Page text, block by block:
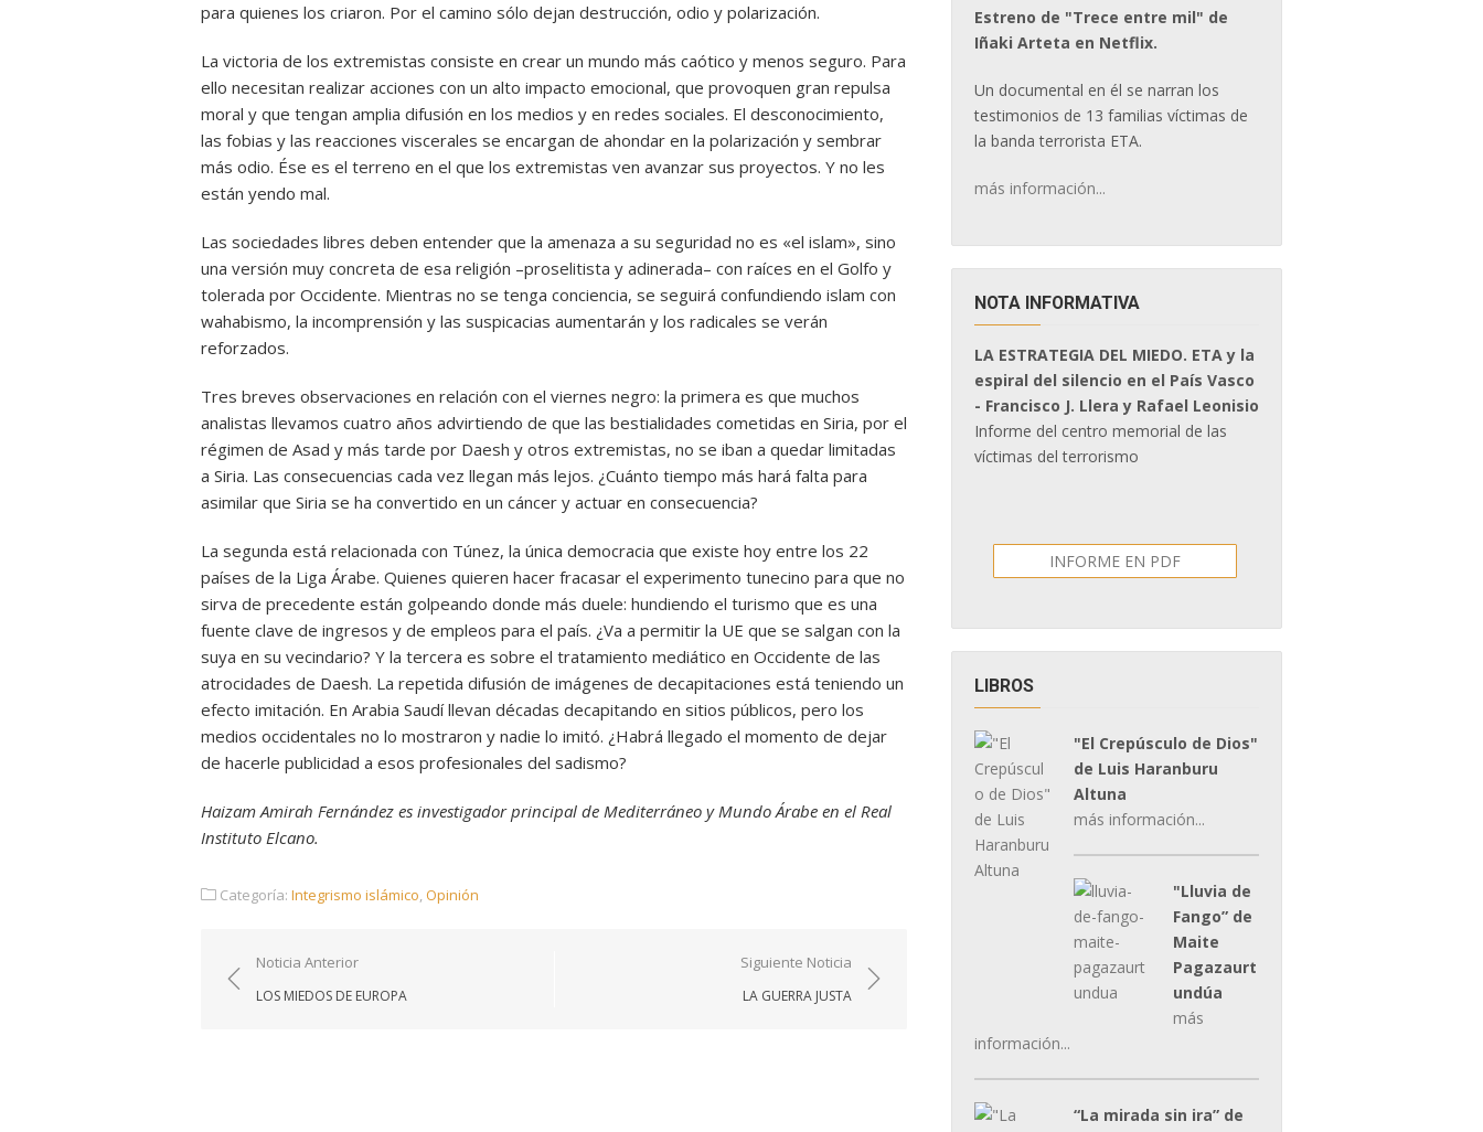
para quienes los criaron. Por el camino sólo dejan destrucción, odio y polarización.
La victoria de los extremistas consiste en crear un mundo más caótico y menos seguro. Para
ello necesitan realizar acciones con un alto impacto emocional, que provoquen gran repulsa
moral y que tengan amplia difusión en los medios y en redes sociales. El desconocimiento,
las fobias y las reacciones viscerales se encargan de ahondar en la polarización y sembrar
más odio. Ése es el terreno en el que los extremistas ven avanzar sus proyectos. Y no les
están yendo mal.
Las sociedades libres deben entender que la amenaza a su seguridad no es «el islam», sino
una versión muy concreta de esa religión –proselitista y adinerada– con raíces en el Golfo y
tolerada por Occidente. Mientras no se tenga conciencia, se seguirá confundiendo islam con
wahabismo, la incomprensión y las suspicacias aumentarán y los radicales se verán
reforzados.
Tres breves observaciones en relación con el viernes negro: la primera es que muchos
analistas llevamos cuatro años advirtiendo de que las bestialidades cometidas en Siria, por el
régimen de Asad y más tarde por Daesh y otros extremistas, no se iban a quedar limitadas
a Siria. Las consecuencias cada vez llegan más lejos. ¿Cuánto tiempo más hará falta para
asimilar que Siria se ha convertido en un cáncer y actuar en consecuencia?
La segunda está relacionada con Túnez, la única democracia que existe hoy entre los 22
países de la Liga Árabe. Quienes quieren hacer fracasar el experimento tunecino para que no
sirva de precedente están golpeando donde más duele: hundiendo el turismo que es una
fuente clave de ingresos y de empleos para el país. ¿Va a permitir la UE que se salgan con la
suya en su vecindario? Y la tercera es sobre el tratamiento mediático en Occidente de las
atrocidades de Daesh. La repetida difusión de imágenes de decapitaciones está teniendo un
efecto imitación. En Arabia Saudí llevan décadas decapitando en sitios públicos, pero los
medios occidentales no lo mostraron y nadie lo imitó. ¿Habrá llegado el momento de dejar
de hacerle publicidad a esos profesionales del sadismo?
Haizam Amirah Fernández es investigador principal de Mediterráneo y Mundo Árabe en el Real
Instituto Elcano.
Categoría: Integrismo islámico,Opinión
Navegación
de
Noticia Anterior
LOS MIEDOS DE EUROPA
Siguiente Noticia
LA GUERRA JUSTA
Estreno de "Trece entre mil" de
Iñaki Arteta en Netflix.
Un documental en él se narran los
testimonios de 13 familias víctimas de
la banda terrorista ETA.
más información...
NOTA INFORMATIVA
LA ESTRATEGIA DEL MIEDO. ETA y la
espiral del silencio en el País Vasco
- Francisco J. Llera y Rafael Leonisio
Informe del centro memorial de las
víctimas del terrorismo
INFORME EN PDF
LIBROS
"El Crepúsculo de Dios"
de Luis Haranburu
Altuna
más información...
"Lluvia de
Fango” de
Maite
Pagazaurt
undúa
más
información...
“La mirada sin ira” de